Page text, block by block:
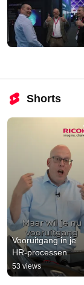
Shorts
Vooruitgang in je
HR-processen
53 views